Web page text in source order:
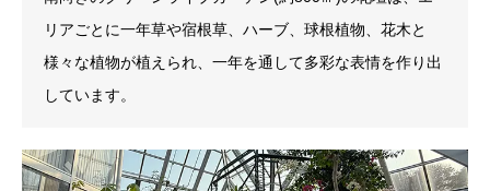
リアごとに一年草や宿根草、ハーブ、球根植物、花木と
様々な植物が植えられ、一年を通して多彩な表情を作り出
しています。